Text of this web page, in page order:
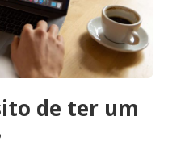
de ter um